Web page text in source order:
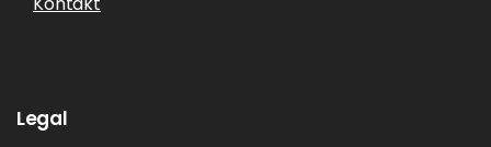
Legal